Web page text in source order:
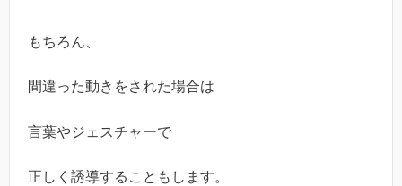
もちろん、
間違った動きをされた場合は
言葉やジェスチャーで
正しく誘導することもします。